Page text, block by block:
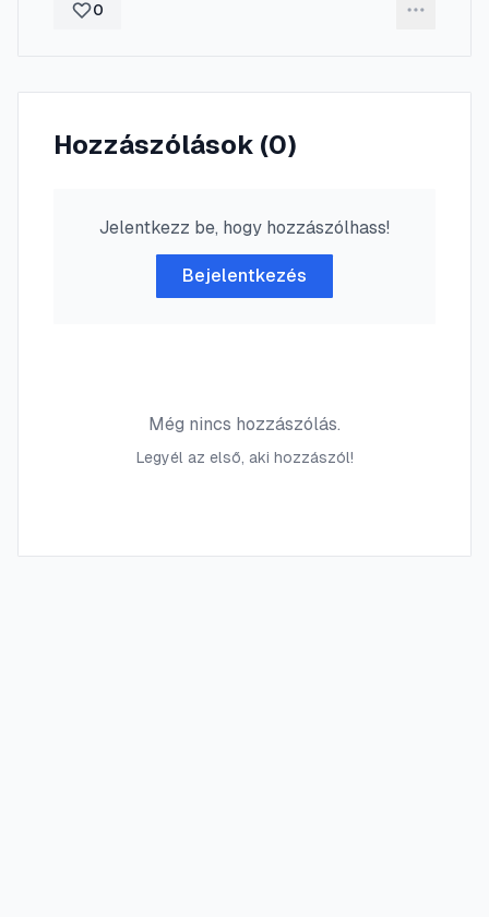
0
Hozzászólások (0)
Jelentkezz be, hogy hozzászólhass!
Bejelentkezés
Még nincs hozzászólás.
Legyél az első, aki hozzászól!